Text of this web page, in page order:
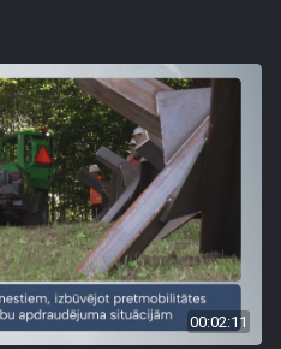
00:02:11